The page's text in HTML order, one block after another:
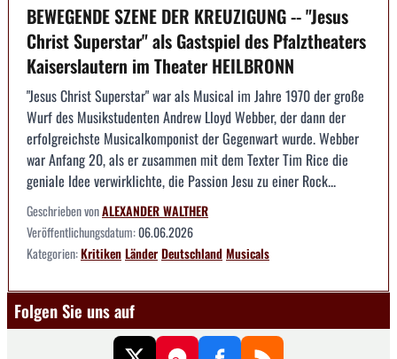
BEWEGENDE SZENE DER KREUZIGUNG -- "Jesus
Christ Superstar" als Gastspiel des Pfalztheaters
Kaiserslautern im Theater HEILBRONN
"Jesus Christ Superstar" war als Musical im Jahre 1970 der große
Wurf des Musikstudenten Andrew Lloyd Webber, der dann der
erfolgreichste Musicalkomponist der Gegenwart wurde. Webber
war Anfang 20, als er zusammen mit dem Texter Tim Rice die
geniale Idee verwirklichte, die Passion Jesu zu einer Rock...
Geschrieben vonALEXANDER WALTHER
Veröffentlichungsdatum:06.06.2026
Kategorien:KritikenLänderDeutschlandMusicals
Folgen Sie uns auf